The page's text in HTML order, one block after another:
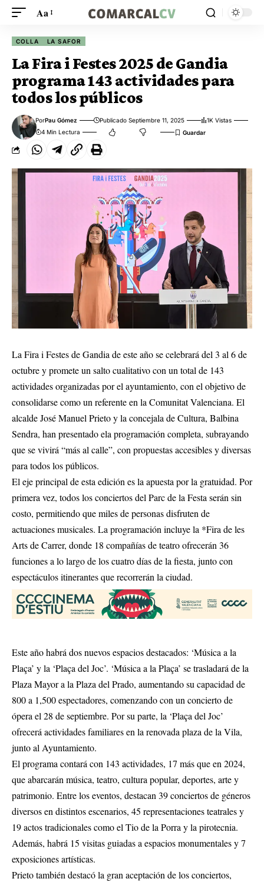
Aa
COLLA LA SAFOR
La Fira i Festes 2025 de Gandia
programa 143 actividades para
todos los públicos
PorPau Gómez Publicado Septiembre 11, 2025
1K Vistas
4 Min Lectura
La Fira i Festes de Gandia de este año se celebrará del 3 al 6 de
octubre y promete un salto cualitativo con un total de 143
actividades organizadas por el ayuntamiento, con el objetivo de
consolidarse como un referente en la Comunitat Valenciana. El
alcalde José Manuel Prieto y la concejala de Cultura, Balbina
Sendra, han presentado ela programación completa, subrayando
que se vivirá “más al calle”, con propuestas accesibles y diversas
para todos los públicos.
El eje principal de esta edición es la apuesta por la gratuidad. Por
primera vez, todos los conciertos del Parc de la Festa serán sin
costo, permitiendo que miles de personas disfruten de
actuaciones musicales. La programación incluye la *Fira de les
Arts de Carrer, donde 18 compañías de teatro ofrecerán 36
funciones a lo largo de los cuatro días de la fiesta, junto con
espectáculos itinerantes que recorrerán la ciudad.
Este año habrá dos nuevos espacios destacados: ‘Música a la
Plaça’ y la ‘Plaça del Joc’. ‘Música a la Plaça’ se trasladará de la
Plaza Mayor a la Plaza del Prado, aumentando su capacidad de
800 a 1,500 espectadores, comenzando con un concierto de
ópera el 28 de septiembre. Por su parte, la ‘Plaça del Joc’
ofrecerá actividades familiares en la renovada plaza de la Vila,
junto al Ayuntamiento.
El programa contará con 143 actividades, 17 más que en 2024,
que abarcarán música, teatro, cultura popular, deportes, arte y
patrimonio. Entre los eventos, destacan 39 conciertos de géneros
diversos en distintos escenarios, 45 representaciones teatrales y
19 actos tradicionales como el Tio de la Porra y la pirotecnia.
Además, habrá 15 visitas guiadas a espacios monumentales y 7
exposiciones artísticas.
Prieto también destacó la gran aceptación de los conciertos,